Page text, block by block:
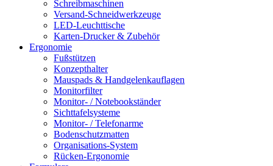
Schreibmaschinen
Versand-Schneidwerkzeuge
LED-Leuchttische
Karten-Drucker & Zubehör
Ergonomie
Fußstützen
Konzepthalter
Mauspads & Handgelenkauflagen
Monitorfilter
Monitor- / Notebookständer
Sichttafelsysteme
Monitor- / Telefonarme
Bodenschutzmatten
Organisations-System
Rücken-Ergonomie